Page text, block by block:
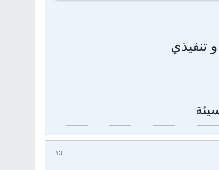
تنفيذي
#3